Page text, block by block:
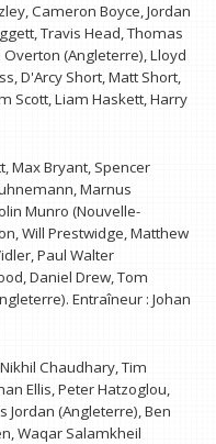
Cameron Boyce, Jordan
Travis Head, Thomas
Overton (Angleterre), Lloyd
D'Arcy Short, Matt Short,
Scott, Liam Haskett, Harry
Max Bryant, Spencer
Marnus
Munro (Nouvelle-
Will Prestwidge, Matthew
Paul Walter
Daniel Drew, Tom
Entraîneur : Johan
Chaudhary, Tim
Ellis, Peter Hatzoglou,
Jordan (Angleterre), Ben
Waqar Salamkheil